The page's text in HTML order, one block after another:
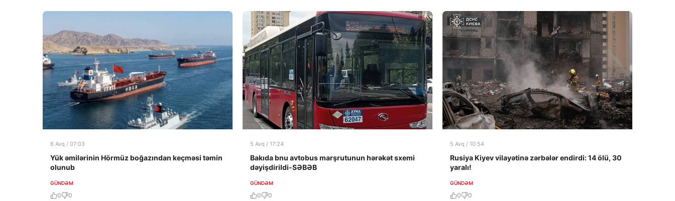
6 Avq / 07:03
Yük əmilərinin Hörmüz boğazından keçməsi təmin
olunub
GÜNDƏM
0 0
5 Avq / 17:24
Bakıda bnu avtobus marşrutunun hərəkət sxemi
dəyişdirildi-SƏBƏB
GÜNDƏM
0 0
5 Avq / 10:54
Rusiya Kiyev vilayətinə zərbələr endirdi: 14 ölü, 30
yaralı!
GÜNDƏM
0 0